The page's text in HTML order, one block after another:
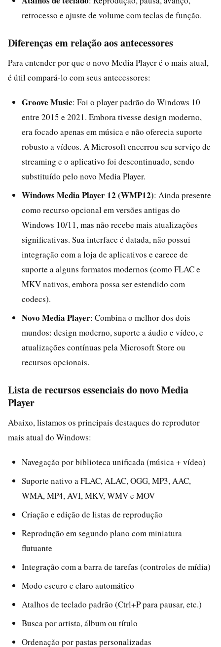
retrocesso e ajuste de volume com teclas de função.
Diferenças em relação aos antecessores
Para entender por que o novo Media Player é o mais atual,
é útil compará-lo com seus antecessores:
Groove Music: Foi o player padrão do Windows 10
entre 2015 e 2021. Embora tivesse design moderno,
era focado apenas em música e não oferecia suporte
robusto a vídeos. A Microsoft encerrou seu serviço de
streaming e o aplicativo foi descontinuado, sendo
substituído pelo novo Media Player.
Windows Media Player 12 (WMP12): Ainda presente
como recurso opcional em versões antigas do
Windows 10/11, mas não recebe mais atualizações
significativas. Sua interface é datada, não possui
integração com a loja de aplicativos e carece de
suporte a alguns formatos modernos (como FLAC e
MKV nativos, embora possa ser estendido com
codecs).
Novo Media Player: Combina o melhor dos dois
mundos: design moderno, suporte a áudio e vídeo, e
atualizações contínuas pela Microsoft Store ou
recursos opcionais.
Lista de recursos essenciais do novo Media
Player
Abaixo, listamos os principais destaques do reprodutor
mais atual do Windows:
Navegação por biblioteca unificada (música + vídeo)
Suporte nativo a FLAC, ALAC, OGG, MP3, AAC,
WMA, MP4, AVI, MKV, WMV e MOV
Criação e edição de listas de reprodução
Reprodução em segundo plano com miniatura
flutuante
Integração com a barra de tarefas (controles de mídia)
Modo escuro e claro automático
Atalhos de teclado padrão (Ctrl+P para pausar, etc.)
Busca por artista, álbum ou título
Ordenação por pastas personalizadas